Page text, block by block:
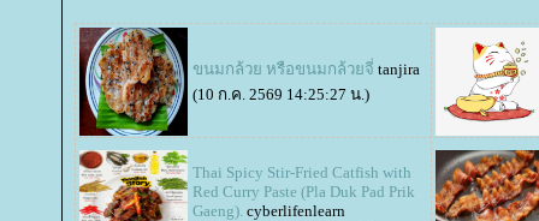
ขนมกล้วย หรือขนมกล้วยจี่ tanjira
(10 ก.ค. 2569 14:25:27 น.)
Thai Spicy Stir-Fried Catfish with
Red Curry Paste (Pla Duk Pad Prik
Gaeng). cyberlifenlearn